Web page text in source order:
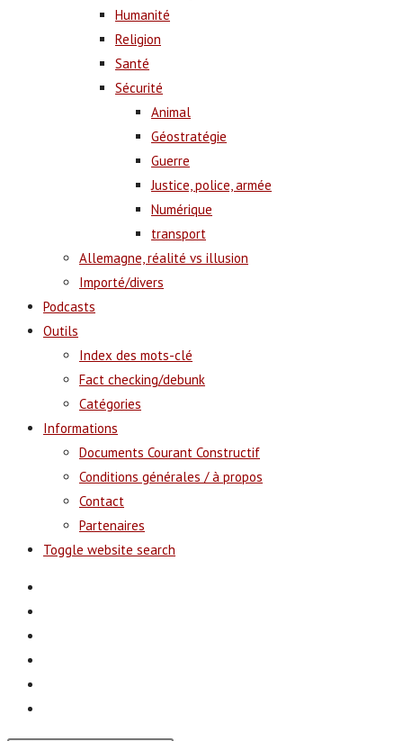
Humanité
Religion
Santé
Sécurité
Animal
Géostratégie
Guerre
Justice, police, armée
Numérique
transport
Allemagne, réalité vs illusion
Importé/divers
Podcasts
Outils
Index des mots-clé
Fact checking/debunk
Catégories
Informations
Documents Courant Constructif
Conditions générales / à propos
Contact
Partenaires
Toggle website search